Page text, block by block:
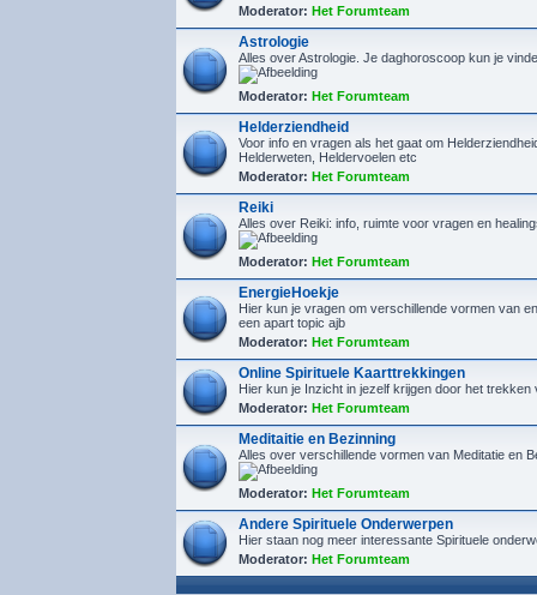
Moderator: Het Forumteam
Astrologie
Alles over Astrologie. Je daghoroscoop kun je
Moderator: Het Forumteam
Helderziendheid
Voor info en vragen als het gaat om
Helderweten, Heldervoelen etc
Moderator: Het Forumteam
Reiki
Alles over Reiki: info, ruimte voor vragen en
Moderator: Het Forumteam
EnergieHoekje
Hier kun je vragen om verschillende vormen van
een apart topic ajb
Moderator: Het Forumteam
Online Spirituele Kaarttrekkingen
Hier kun je Inzicht in jezelf krijgen door het trekken
Moderator: Het Forumteam
Meditaitie en Bezinning
Alles over verschillende vormen van Meditatie en
Moderator: Het Forumteam
Andere Spirituele Onderwerpen
Hier staan nog meer interessante Spirituele
Moderator: Het Forumteam